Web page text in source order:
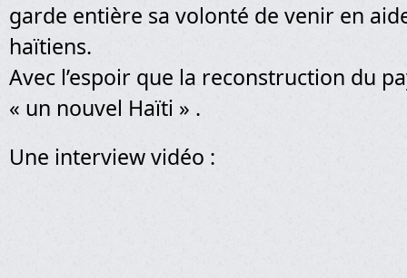
garde entière sa volonté de venir en
haïtiens.
Avec l’espoir que la reconstruction du
« un nouvel Haïti » .
Une interview vidéo :